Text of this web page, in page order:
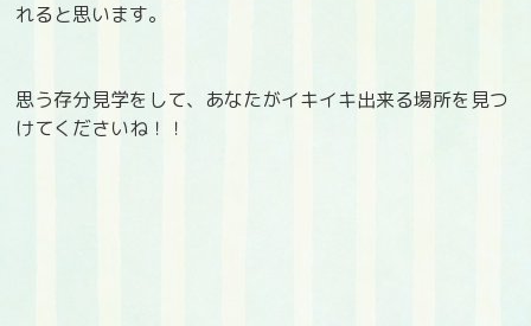
れると思います。
思う存分見学をして、あなたがイキイキ出来る場所を見つ
けてくださいね！！